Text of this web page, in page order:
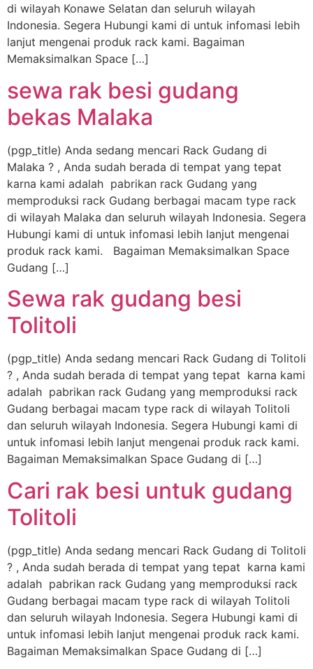
di wilayah Konawe Selatan dan seluruh wilayah
Indonesia. Segera Hubungi kami di untuk infomasi lebih
lanjut mengenai produk rack kami. Bagaiman
Memaksimalkan Space […]
sewa rak besi gudang
bekas Malaka
(pgp_title) Anda sedang mencari Rack Gudang di
Malaka ? , Anda sudah berada di tempat yang tepat
karna kami adalah pabrikan rack Gudang yang
memproduksi rack Gudang berbagai macam type rack
di wilayah Malaka dan seluruh wilayah Indonesia. Segera
Hubungi kami di untuk infomasi lebih lanjut mengenai
produk rack kami. Bagaiman Memaksimalkan Space
Gudang […]
Sewa rak gudang besi
Tolitoli
(pgp_title) Anda sedang mencari Rack Gudang di Tolitoli
? , Anda sudah berada di tempat yang tepat karna kami
adalah pabrikan rack Gudang yang memproduksi rack
Gudang berbagai macam type rack di wilayah Tolitoli
dan seluruh wilayah Indonesia. Segera Hubungi kami di
untuk infomasi lebih lanjut mengenai produk rack kami.
Bagaiman Memaksimalkan Space Gudang di […]
Cari rak besi untuk gudang
Tolitoli
(pgp_title) Anda sedang mencari Rack Gudang di Tolitoli
? , Anda sudah berada di tempat yang tepat karna kami
adalah pabrikan rack Gudang yang memproduksi rack
Gudang berbagai macam type rack di wilayah Tolitoli
dan seluruh wilayah Indonesia. Segera Hubungi kami di
untuk infomasi lebih lanjut mengenai produk rack kami.
Bagaiman Memaksimalkan Space Gudang di […]